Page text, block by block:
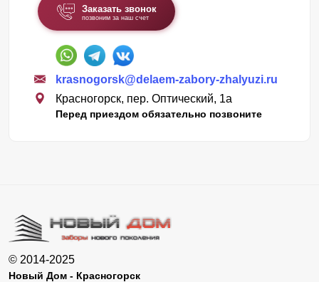
Заказать звонок
позвоним за наш счет
krasnogorsk@delaem-zabory-zhalyuzi.ru
Красногорск, пер. Оптический, 1а
Перед приездом обязательно позвоните
© 2014-2025
Новый Дом - Красногорск